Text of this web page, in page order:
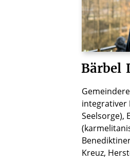
Bärbel
integrativer
Seelsorge),
Kreuz,